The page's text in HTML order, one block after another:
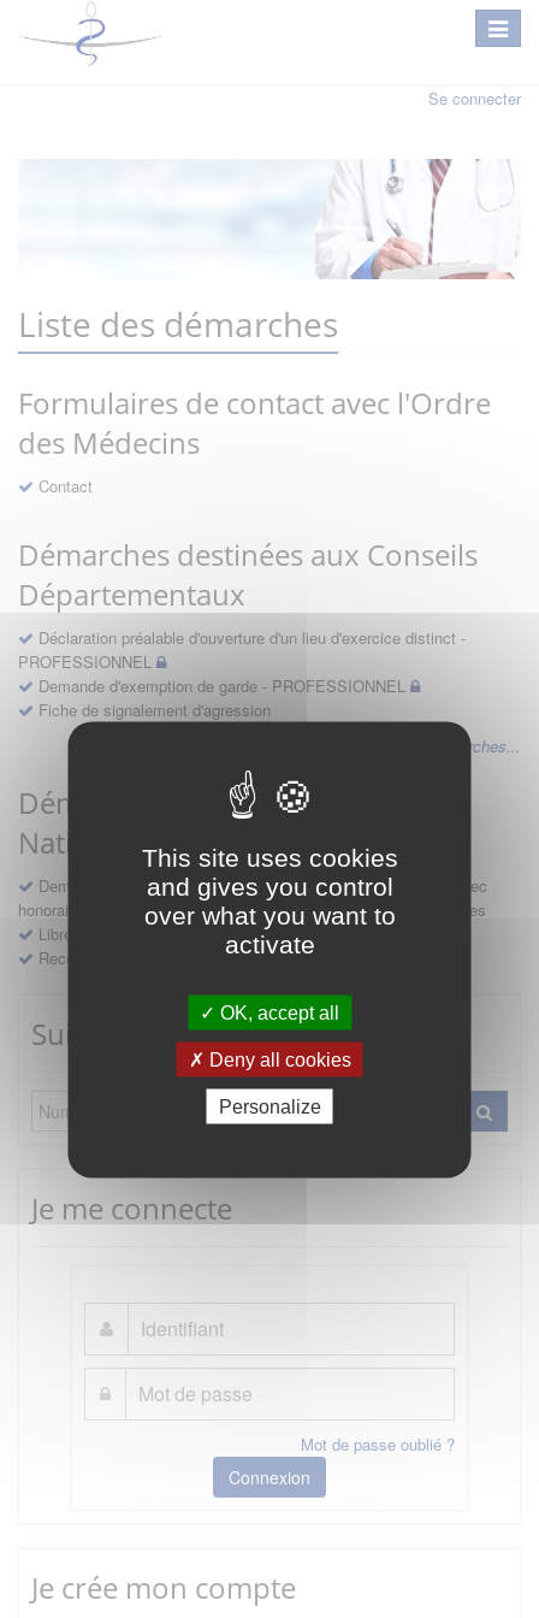
This site uses cookies
and gives you control
over what you want to
activate
OK, accept all
Deny all cookies
Personalize
Se connecter
Liste des démarches
Formulaires de contact avec l'Ordre
des Médecins
Contact
Démarches destinées aux Conseils
Départementaux
Déclaration préalable d'ouverture d'un lieu d'exercice distinct -
PROFESSIONNEL
Demande d'exemption de garde - PROFESSIONNEL
Fiche de signalement d'agression
Voir les autres démarches...
Démarches destinées au Conseil
National
Demande d'avis en hospitalité, en études, des conventions avec
honoraires et des demandes diverses formulées par les entreprises
Libre prestation de services
Recours
Suivre mes démarches
Je me connecte
Mot de passe oublié ?
Connexion
Je crée mon compte